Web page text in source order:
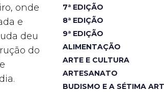
onde
e
deu
do
7ª EDIÇÃO
8ª EDIÇÃO
9ª EDIÇÃO
ALIMENTAÇÃO
ARTE E CULTURA
ARTESANATO
BUDISMO E A SÉTIMA